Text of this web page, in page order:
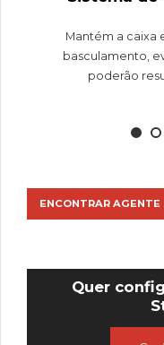
Mantém a caixa
basculamento,
poderão
ENCONTRAR AGENTE
Quer